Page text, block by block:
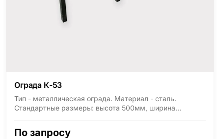
Ограда К-53
Тип - металлическая ограда. Материал - сталь.
Стандартные размеры: высота 500мм, ширина
По запросу